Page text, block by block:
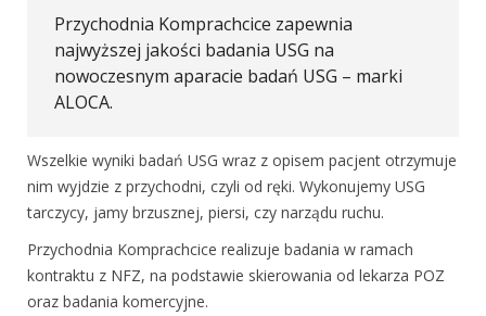
Przychodnia Komprachcice zapewnia
najwyższej jakości badania USG na
nowoczesnym aparacie badań USG – marki
ALOCA.
Wszelkie wyniki badań USG wraz z opisem pacjent otrzymuje
nim wyjdzie z przychodni, czyli od ręki. Wykonujemy USG
tarczycy, jamy brzusznej, piersi, czy narządu ruchu.
Przychodnia Komprachcice realizuje badania w ramach
kontraktu z NFZ, na podstawie skierowania od lekarza POZ
oraz badania komercyjne.